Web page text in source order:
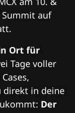
Summit auf
Ort für
Tage voller
direkt in deine
Der